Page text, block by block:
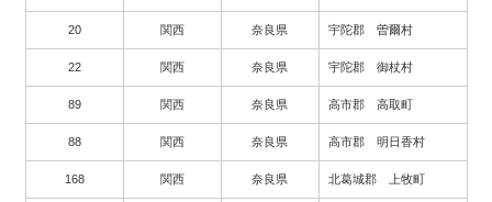
20 関西 奈良県 宇陀郡 曽爾村
22 関西 奈良県 宇陀郡 御杖村
89 関西 奈良県 高市郡 高取町
88 関西 奈良県 高市郡 明日香村
168 関西 奈良県 北葛城郡 上牧町